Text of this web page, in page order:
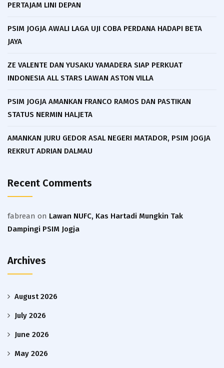
PERTAJAM LINI DEPAN
PSIM JOGJA AWALI LAGA UJI COBA PERDANA HADAPI BETA
JAYA
ZE VALENTE DAN YUSAKU YAMADERA SIAP PERKUAT
INDONESIA ALL STARS LAWAN ASTON VILLA
PSIM JOGJA AMANKAN FRANCO RAMOS DAN PASTIKAN
STATUS NERMIN HALJETA
AMANKAN JURU GEDOR ASAL NEGERI MATADOR, PSIM JOGJA
REKRUT ADRIAN DALMAU
Recent Comments
fabrean on Lawan NUFC, Kas Hartadi Mungkin Tak
Dampingi PSIM Jogja
Archives
August 2026
July 2026
June 2026
May 2026